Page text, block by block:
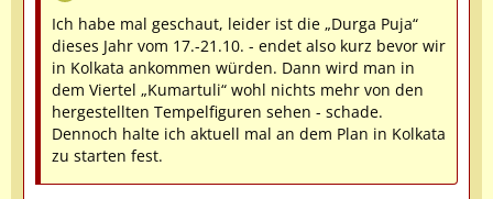
Ich habe mal geschaut, leider ist die „Durga Puja“
dieses Jahr vom 17.-21.10. - endet also kurz bevor wir
in Kolkata ankommen würden. Dann wird man in
dem Viertel „Kumartuli“ wohl nichts mehr von den
hergestellten Tempelfiguren sehen - schade.
Dennoch halte ich aktuell mal an dem Plan in Kolkata
zu starten fest.